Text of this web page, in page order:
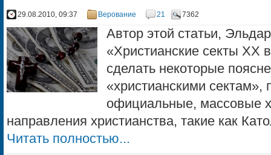
29.08.2010, 09:37 Верование 21 7362
Автор этой статьи,
«Христианские секты XX
сделать некоторые
«христианскими
официальные, массовые
направления христианства, такие как
Читать полностью...